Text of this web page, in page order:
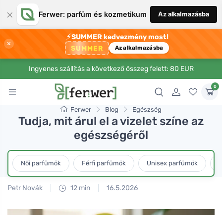
× Ferwer: parfüm és kozmetikum Az alkalmazásba
×
⚡SUMMER kedvezmény most!
SUMMER Az alkalmazásba
Ingyenes szállítás a következő összeg felett: 80 EUR
0
Ferwer Blog Egészség
Tudja, mit árul el a vizelet színe az
egészségéről
Női parfümök Férfi parfümök Unisex parfümök
Petr Novák 12 min 16.5.2026